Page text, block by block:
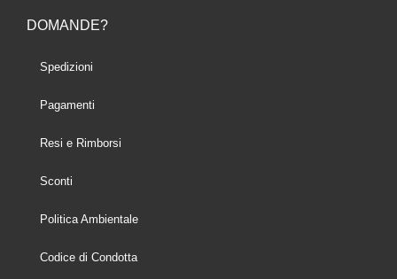
DOMANDE?
Spedizioni
Pagamenti
Resi e Rimborsi
Sconti
Politica Ambientale
Codice di Condotta